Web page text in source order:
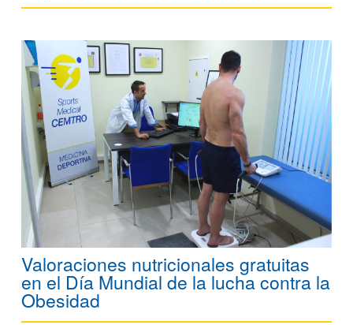
Valoraciones nutricionales gratuitas
en el Día Mundial de la lucha contra la
Obesidad